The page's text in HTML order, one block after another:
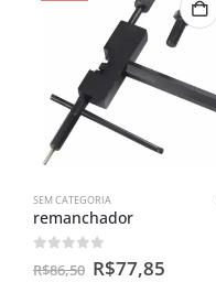
SEM CATEGORIA
remanchador
out of 5
R$86,50 R$77,85